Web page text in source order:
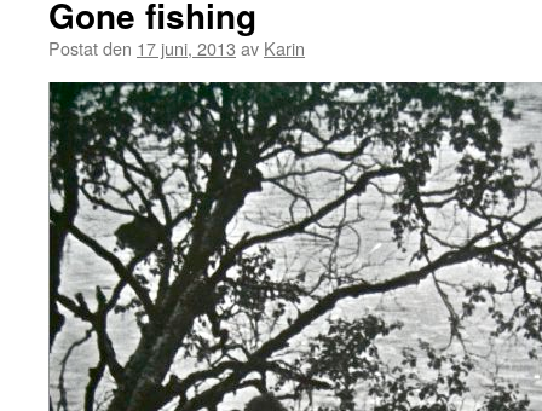
Gone fishing
Postat den 17 juni, 2013 av Karin